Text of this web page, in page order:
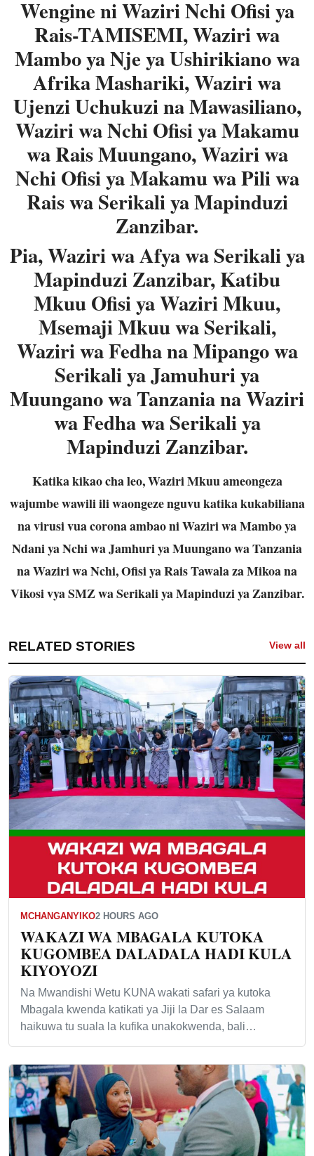
Wengine ni Waziri Nchi Ofisi ya
Rais-TAMISEMI, Waziri wa
Mambo ya Nje ya Ushirikiano wa
Afrika Mashariki, Waziri wa
Ujenzi Uchukuzi na Mawasiliano,
Waziri wa Nchi Ofisi ya Makamu
wa Rais Muungano, Waziri wa
Nchi Ofisi ya Makamu wa Pili wa
Rais wa Serikali ya Mapinduzi
Zanzibar.
Pia, Waziri wa Afya wa Serikali ya
Mapinduzi Zanzibar, Katibu
Mkuu Ofisi ya Waziri Mkuu,
Msemaji Mkuu wa Serikali,
Waziri wa Fedha na Mipango wa
Serikali ya Jamuhuri ya
Muungano wa Tanzania na Waziri
wa Fedha wa Serikali ya
Mapinduzi Zanzibar.
Katika kikao cha leo, Waziri Mkuu ameongeza
wajumbe wawili ili waongeze nguvu katika kukabiliana
na virusi vua corona ambao ni Waziri wa Mambo ya
Ndani ya Nchi wa Jamhuri ya Muungano wa Tanzania
na Waziri wa Nchi, Ofisi ya Rais Tawala za Mikoa na
Vikosi vya SMZ wa Serikali ya Mapinduzi ya Zanzibar.
RELATED STORIES View all
MCHANGANYIKO2 HOURS AGO
WAKAZI WA MBAGALA KUTOKA
KUGOMBEA DALADALA HADI KULA
KIYOYOZI
Na Mwandishi Wetu KUNA wakati safari ya kutoka
Mbagala kwenda katikati ya Jiji la Dar es Salaam
haikuwa tu suala la kufika unakokwenda, bali…